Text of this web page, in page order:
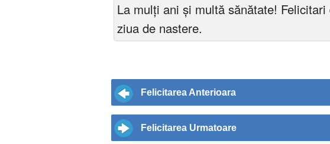
La mulți ani și multă sănătate!
ziua de nastere.
Felicitarea Anterioara
Felicitarea Urmatoare